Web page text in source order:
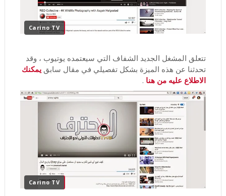
Carino TV
تتعلق المشغل الجديد الشفاف التي سيعتمده يوتيوب ، وقد
تحدثنا عن هذه الميزة بشكل تفصيلي في مقال سابق يمكنك
الاطلاع عليه من هنا .
Carino TV